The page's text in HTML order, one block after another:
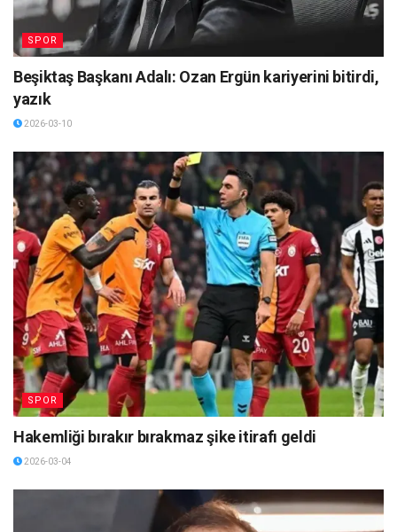
SPOR
Beşiktaş Başkanı Adalı: Ozan Ergün kariyerini bitirdi,
yazık
2026-03-10
SPOR
Hakemliği bırakır bırakmaz şike itirafı geldi
2026-03-04